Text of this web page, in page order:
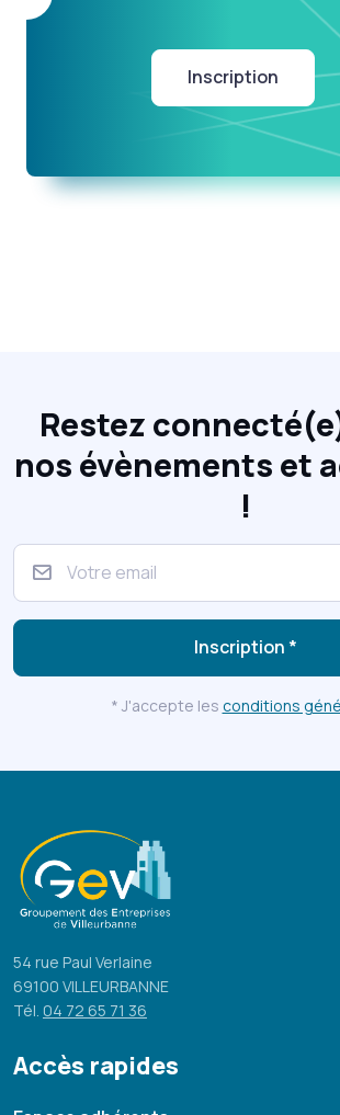
Inscription
Restez
nos évènements et
!
Inscription *
* J'accepte les conditions
54 rue Paul Verlaine
69100 VILLEURBANNE
Tél. 04 72 65 71 36
Accès rapides